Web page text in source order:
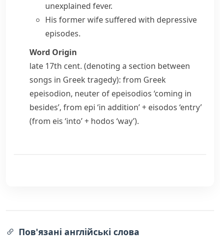
unexplained fever.
His former wife suffered with depressive
episodes.
Word Origin
late 17th cent. (denoting a section between
songs in Greek tragedy): from Greek
epeisodion, neuter of epeisodios ‘coming in
besides’, from epi ‘in addition’ + eisodos ‘entry’
(from eis ‘into’ + hodos ‘way’).
Пов'язані англійські слова